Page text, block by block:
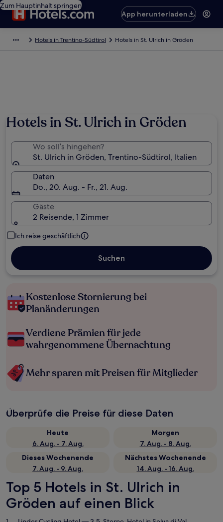
Zum Hauptinhalt springen
App herunterladen
Hotels in Trentino-Südtirol Hotels in St. Ulrich in Gröden
Hotels in St. Ulrich in Gröden
Wo soll’s hingehen?
St. Ulrich in Gröden, Trentino-Südtirol, Italien
Daten
Do., 20. Aug. - Fr., 21. Aug.
Gäste
2 Reisende, 1 Zimmer
Ich reise geschäftlich
Suchen
Kostenlose Stornierung bei
Planänderungen
Verdiene Prämien für jede
wahrgenommene Übernachtung
Mehr sparen mit Preisen für Mitglieder
Überprüfe die Preise für diese Daten
Heute
6. Aug. - 7. Aug.
Morgen
7. Aug. - 8. Aug.
Dieses Wochenende
7. Aug. - 9. Aug.
Nächstes Wochenende
14. Aug. - 16. Aug.
Top 5 Hotels in St. Ulrich in
Gröden auf einen Blick